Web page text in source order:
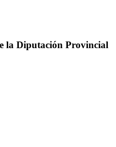
la Diputación Provincial